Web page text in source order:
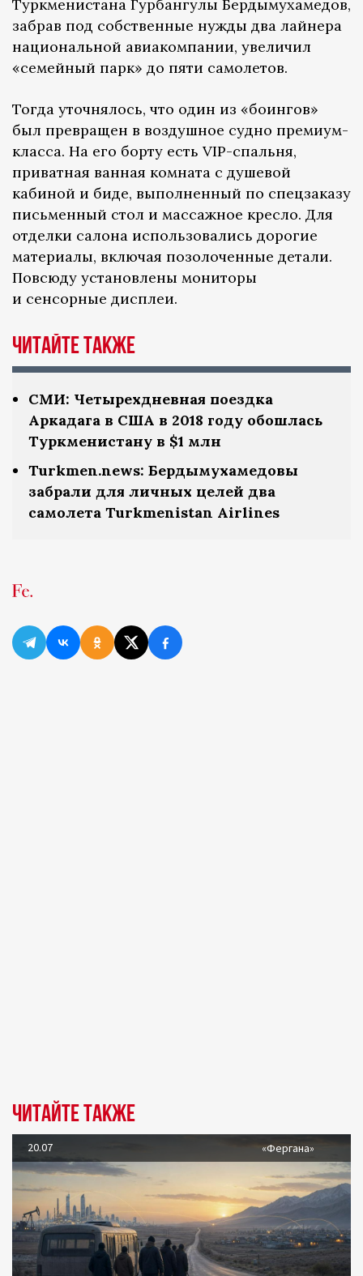
Туркменистана Гурбангулы Бердымухамедов,
забрав под собственные нужды два лайнера
национальной авиакомпании, увеличил
«семейный парк» до пяти самолетов.
Тогда уточнялось, что один из «боингов»
был превращен в воздушное судно премиум-
класса. На его борту есть VIP-спальня,
приватная ванная комната с душевой
кабиной и биде, выполненный по спецзаказу
письменный стол и массажное кресло. Для
отделки салона использовались дорогие
материалы, включая позолоченные детали.
Повсюду установлены мониторы
и сенсорные дисплеи.
Читайте также
СМИ: Четырехдневная поездка
Аркадага в США в 2018 году обошлась
Туркменистану в $1 млн
Turkmen.news: Бердымухамедовы
забрали для личных целей два
самолета Turkmenistan Airlines
Читайте также
20.07 «Фергана»